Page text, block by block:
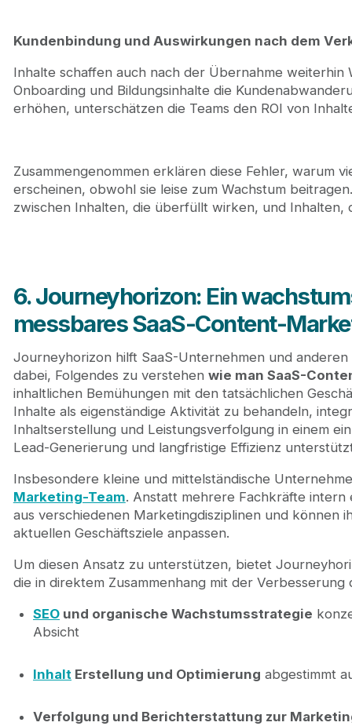
Kundenbindung und Auswirkungen nach dem
Inhalte schaffen auch nach der Übernahme weiterhin
Onboarding und Bildungsinhalte die
erhöhen, unterschätzen die Teams den ROI von
Zusammengenommen erklären diese Fehler, warum
erscheinen, obwohl sie leise zum Wachstum
zwischen Inhalten, die überfüllt wirken, und Inhalten,
6. Journeyhorizon: Ein
messbares SaaS-Content-
Journeyhorizon hilft SaaS-Unternehmen und
dabei, Folgendes zu verstehen wie man SaaS-
inhaltlichen Bemühungen mit den tatsächlichen
Inhalte als eigenständige Aktivität zu behandeln,
Inhaltserstellung und Leistungsverfolgung in einem
Lead-Generierung und langfristige Effizienz
Insbesondere kleine und mittelständische
Marketing-Team. Anstatt mehrere Fachkräfte
aus verschiedenen Marketingdisziplinen und können
aktuellen Geschäftsziele anpassen.
Um diesen Ansatz zu unterstützen, bietet
die in direktem Zusammenhang mit der
SEOund organische Wachstumsstrategie
Absicht
InhaltErstellung und Optimierung abgestimmt
Verfolgung und Berichterstattung zur